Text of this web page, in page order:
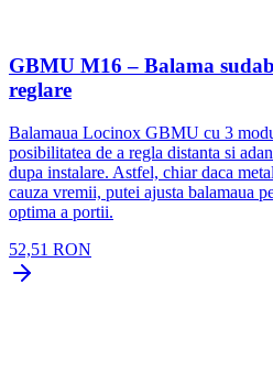
GBMU M16 – Balama
reglare
Balamaua Locinox GBMU cu 3
posibilitatea de a regla distanta si
dupa instalare. Astfel, chiar daca
cauza vremii, putei ajusta balamaua
optima a portii.
52,51 RON